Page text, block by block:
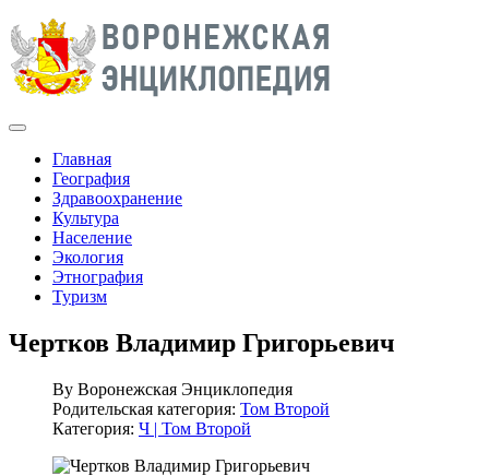
Главная
География
Здравоохранение
Культура
Население
Экология
Этнография
Туризм
Чертков Владимир Григорьевич
By Воронежская Энциклопедия
Родительская категория: Том Второй
Категория: Ч | Том Второй